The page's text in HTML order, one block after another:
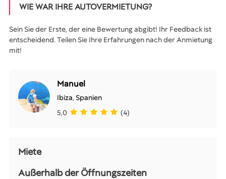
WIE WAR IHRE AUTOVERMIETUNG?
Sein Sie der Erste, der eine Bewertung abgibt! Ihr Feedback ist
entscheidend. Teilen Sie Ihre Erfahrungen nach der Anmietung
mit!
Manuel
Ibiza, Spanien
5,0
(4)
Miete
Außerhalb der Öffnungszeiten